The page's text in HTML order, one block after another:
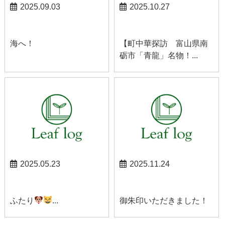
2025.09.03
海へ！
2025.10.27
【町中華探訪 富山県南
砺市「青龍」名物！...
2025.05.23
ふたり ...
2025.11.24
御朱印いただきました！